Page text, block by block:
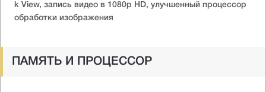
k View, запись видео в 1080p HD, улучшенный процессор
обработки изображения
ПАМЯТЬ И ПРОЦЕССОР